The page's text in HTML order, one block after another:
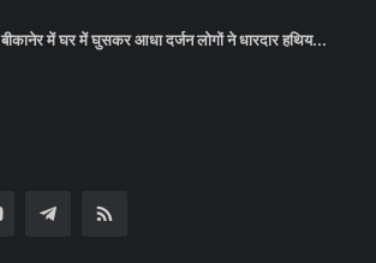
बीकानेर में घर में घुसकर आधा दर्जन लोगों ने धारदार हथिय...